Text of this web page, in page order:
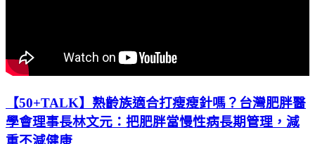
【50+TALK】熟齡族適合打瘦瘦針嗎？台灣肥胖醫
學會理事長林文元：把肥胖當慢性病長期管理，減
重不減健康